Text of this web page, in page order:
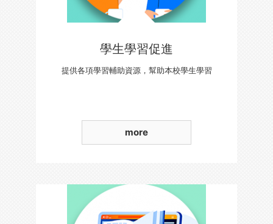
學生學習促進
提供各項學習輔助資源，幫助本校學生學習
more